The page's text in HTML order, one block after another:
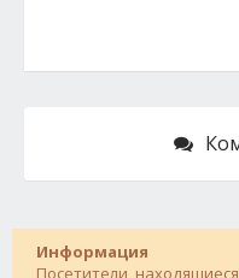
Информация
Посетители,